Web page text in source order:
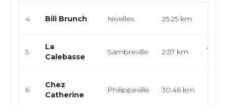
4 Bili Brunch Nivelles 25.25 km
5
La
Calebasse
Sambreville 2.57 km
6
Chez
Catherine
Philippeville 30.46 km